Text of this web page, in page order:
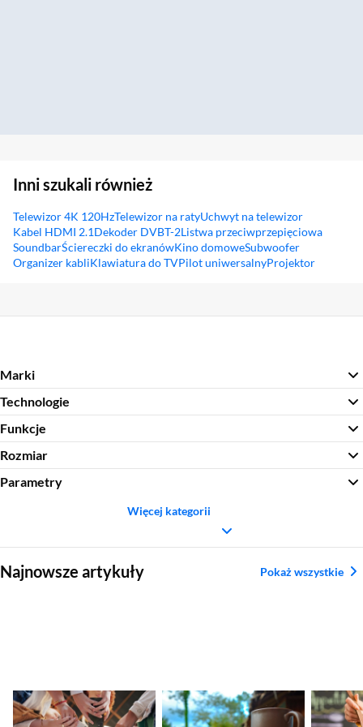
Inni szukali również
Telewizor 4K 120HzTelewizor na ratyUchwyt na telewizor
Kabel HDMI 2.1Dekoder DVBT-2Listwa przeciwprzepięciowa
SoundbarŚciereczki do ekranówKino domoweSubwoofer
Organizer kabliKlawiatura do TVPilot uniwersalnyProjektor
Marki
Technologie
Funkcje
Rozmiar
Parametry
Więcej kategorii
Najnowsze artykuły Pokaż wszystkie
Nadchodzące
premiery smartfonów
Ranking aparatów
kompaktowych.